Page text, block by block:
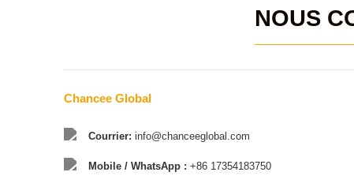
NOUS
Chancee Global
Courrier: info@chanceeglobal.com
Mobile / WhatsApp : +86 17354183750